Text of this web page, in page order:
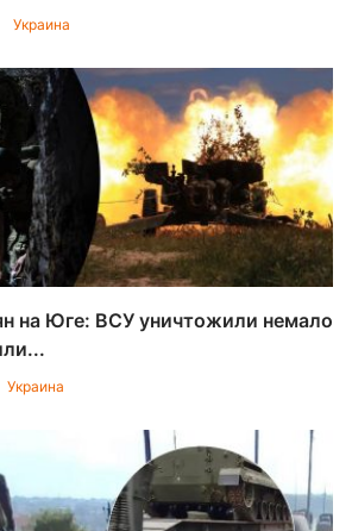
Украина
на Юге: ВСУ уничтожили немало
Украина